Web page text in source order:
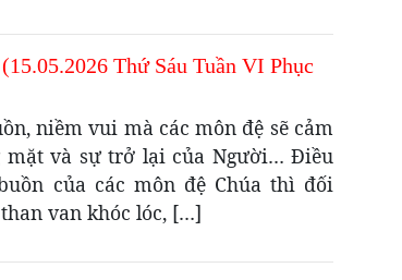
Thứ Sáu Tuần VI Phục
niềm vui mà các môn đệ sẽ cảm
mặt và sự trở lại của Người… Điều
của các môn đệ Chúa thì đối
van khóc lóc, […]